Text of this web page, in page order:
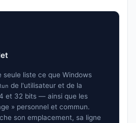
seule liste ce que Windows
de l'utilisateur et de la
et 32 bits — ainsi que les
» personnel et commun.
son emplacement, sa ligne